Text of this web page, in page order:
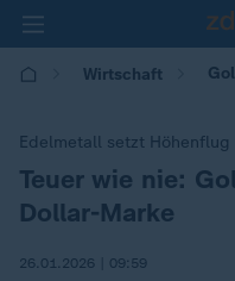
Wirtschaft
Edelmetall setzt Höhenflug
:
Teuer wie nie:
Dollar-Marke
26.01.2026 | 09:59